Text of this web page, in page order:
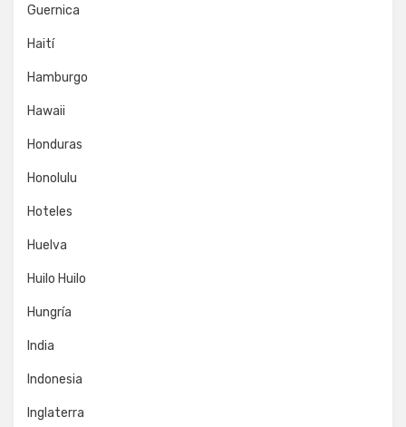
Guernica
Haití
Hamburgo
Hawaii
Honduras
Honolulu
Hoteles
Huelva
Huilo Huilo
Hungría
India
Indonesia
Inglaterra